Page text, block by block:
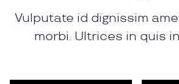
Vulputate id dignissim
morbi. Ultrices in quis